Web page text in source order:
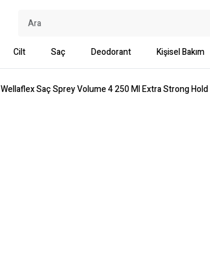
Cilt Saç Deodorant Kişisel Bakım
Wellaflex Saç Sprey Volume 4 250 Ml Extra Strong Hold